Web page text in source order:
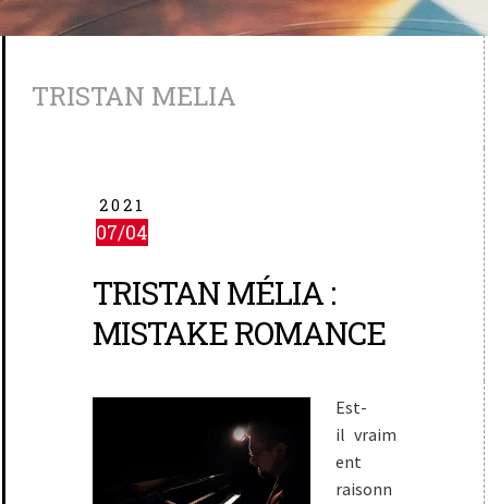
TRISTAN MELIA
2021
07/04
TRISTAN MÉLIA :
MISTAKE ROMANCE
Est-
il vraim
ent
raisonn